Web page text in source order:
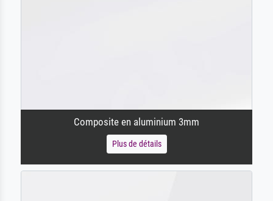
Composite en aluminium 3mm
Plus de détails